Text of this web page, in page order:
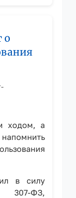
о
-
ходом, а
напомнить
в силу
307-ФЗ,